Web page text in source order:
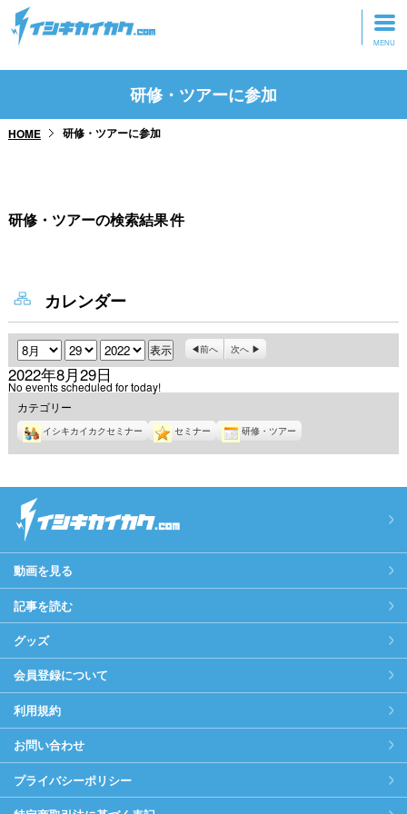
トップページ
研修・ツアーに参加
研修・ツアーに参加
HOME 研修・ツアーに参加
研修・ツアーの検索結果件
カレンダー
月 日 年 前へ 次へ
2022年8月29日
No events scheduled for today!
カテゴリー
イシキカイカクセミナー セミナー 研修・ツアー
動画を見る
記事を読む
グッズ
会員登録について
利用規約
お問い合わせ
プライバシーポリシー